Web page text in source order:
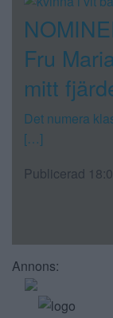
Fru
mitt
Det numera
[…]
Publicerad
Annons: